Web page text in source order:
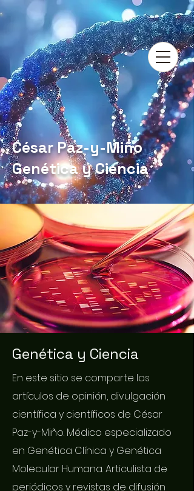
César Paz-y-Miño
Genética y Ciencia
Genética y Ciencia
En este sitio se comparte los
artículos de opinión, divulgación
científica y científicos de César
Paz-y-Miño. Médico especializado
en Genética Clínica y Genética
Molecular Humana. Articulista de
periódicos y revistas de difusión